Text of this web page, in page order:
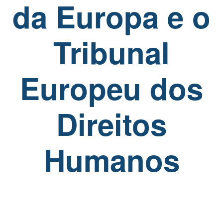
da Europa e o
Tribunal
Europeu dos
Direitos
Humanos